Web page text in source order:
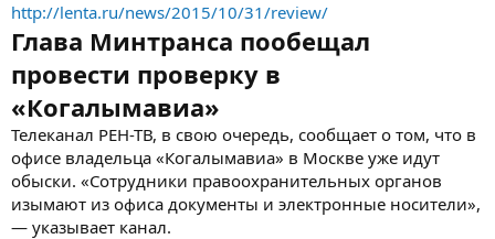
http://lenta.ru/news/2015/10/31/review/
Глава Минтранса пообещал
провести проверку в
«Когалымавиа»
Телеканал РЕН-ТВ, в свою очередь, сообщает о том, что в
офисе владельца «Когалымавиа» в Москве уже идут
обыски. «Сотрудники правоохранительных органов
изымают из офиса документы и электронные носители»,
— указывает канал.